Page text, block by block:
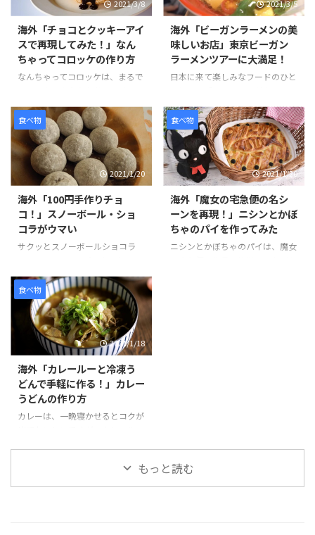
2021/3/8
海外「チョコとクッキーアイ
スで再現してみた！」なん
ちゃってコロッケの作り方
なんちゃってコロッケは、まるで
ロッケにはクッキーアイスクリー
ム、ソースにはチョコレートをか
けてた見た目にもそっくりなスイ
ーツです。 作り方は、簡単でお
好みのクッキーを砕きアイスとよ
く混ぜます。コーンフレークも同
様に砕いて、パン粉を付ける要領
でまぶし、揚げる前のコロッケの
ように形を整えていきます。 冷蔵
庫で1時間半ほど冷やし固めて、
最後にチョコレートをソースのよ
「なんちゃってコロッケ」の様子
を見てみましょう。 引用元：
https://www.you ...
2021/3/5
海外「ビーガンラーメンの美
味しいお店」東京ビーガン
ラーメンツアーに大満足！
日本に来て楽しみなフードのひと
本のラーメンは世界的に人気のあ
る食べ物です。そんな観光客のニ
ーズに応える形で、ビーガンやグ
ルテンフリーのラーメンを提供し
ているお店が東京でも少しずつ増
えています。 その中でも特にお気
に入りのお店は、東京ラーメンス
トリートの「ソラノイロ」と、渋
谷の「真武咲弥（しんぶさき
や）」です。 ラーメンは見た目
が変わらないため食べるまで少し
食べ物
2021/1/20
海外「100円手作りチョ
コ！」スノーボール・ショ
コラがウマい
サクッとスノーボールショコラ
るミックス粉シリーズのひとつ
で、材料の準備がバターのみで作
ることができます。 バターは室
温に戻すか、電子レンジを使って
やわらかくすることができます。
また混ぜて生地をまとめて、冷や
して形を作る工程は、クッキー作
りとほぼ同じで、混ぜる材料が少
ない分もっと簡単にできそうで
す。 そんな「スノーボール・シ
ョコラ」の様子を見てみましょ
食べ物
2021/1/20
海外「魔女の宅急便の名シ
ーンを再現！」ニシンとかぼ
ちゃのパイを作ってみた
ニシンとかぼちゃのパイは、魔女
h?v=xF ...
食べ物
2021/1/18
海外「カレールーと冷凍う
どんで手軽に作る！」カレー
うどんの作り方
カレーは、一晩寝かせるとコクが
来ます。そこに冷凍うどんをパパ
っと入れれば忙しい昼や夜ごはん
もっと読む